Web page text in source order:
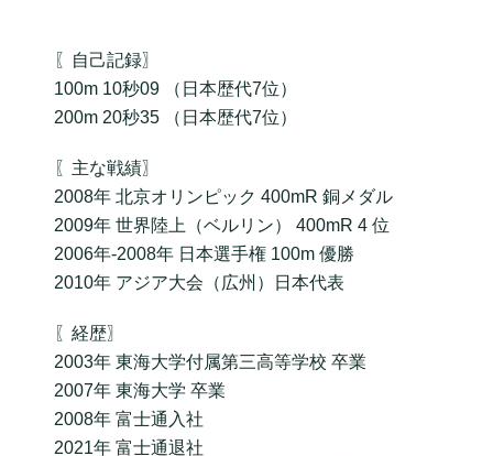
〖自己記録〗
100m 10秒09 （日本歴代7位）
200m 20秒35 （日本歴代7位）
〖主な戦績〗
2008年 北京オリンピック 400mR 銅メダル
2009年 世界陸上（ベルリン） 400mR 4 位
2006年-2008年 日本選手権 100m 優勝
2010年 アジア大会（広州）日本代表
〖経歴〗
2003年 東海大学付属第三高等学校 卒業
2007年 東海大学 卒業
2008年 富士通入社
2021年 富士通退社